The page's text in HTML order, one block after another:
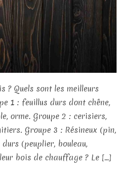
? Quels sont les meilleurs
1 : feuillus durs dont chêne,
orme. Groupe 2 : cerisiers,
Groupe 3 : Résineux (pin,
(peuplier, bouleau,
bois de chauffage ? Le […]